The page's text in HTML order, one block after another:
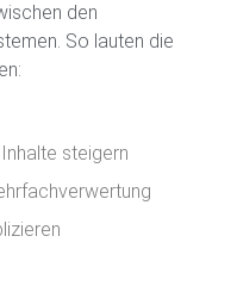
den
So lauten die
steigern